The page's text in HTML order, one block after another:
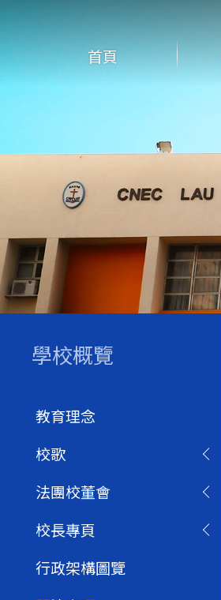
首頁
學校概覽
教育理念
校歌
法團校董會
校長專頁
行政架構圖覽